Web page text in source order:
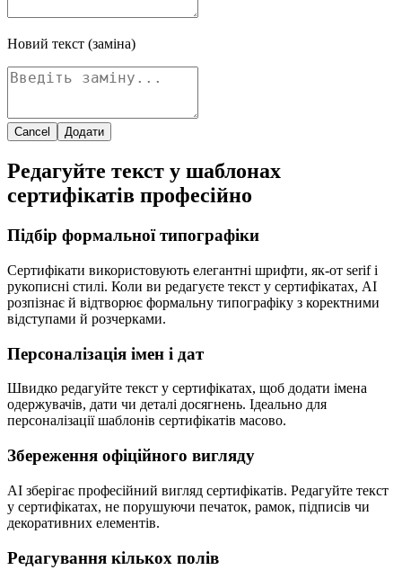
Новий текст (заміна)
Cancel Додати
Редагуйте текст у шаблонах
сертифікатів професійно
Підбір формальної типографіки
Сертифікати використовують елегантні шрифти, як-от serif і
рукописні стилі. Коли ви редагуєте текст у сертифікатах, AI
розпізнає й відтворює формальну типографіку з коректними
відступами й розчерками.
Персоналізація імен і дат
Швидко редагуйте текст у сертифікатах, щоб додати імена
одержувачів, дати чи деталі досягнень. Ідеально для
персоналізації шаблонів сертифікатів масово.
Збереження офіційного вигляду
AI зберігає професійний вигляд сертифікатів. Редагуйте текст
у сертифікатах, не порушуючи печаток, рамок, підписів чи
декоративних елементів.
Редагування кількох полів